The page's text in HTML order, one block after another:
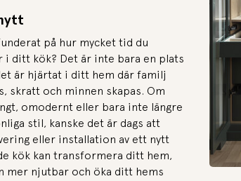
på hur mycket tid du
ditt kök? Det är inte bara en plats
är hjärtat i ditt hem där familj
skratt och minnen skapas. Om
omodernt eller bara inte längre
stil, kanske det är dags att
eller installation av ett nytt
kök kan transformera ditt hem,
mer njutbar och öka ditt hems